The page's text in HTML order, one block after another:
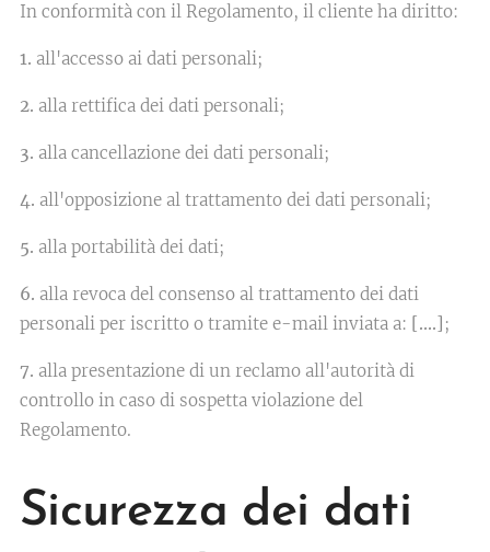
In conformità con il Regolamento, il cliente ha diritto:
1. all'accesso ai dati personali;
2. alla rettifica dei dati personali;
3. alla cancellazione dei dati personali;
4. all'opposizione al trattamento dei dati personali;
5. alla portabilità dei dati;
6. alla revoca del consenso al trattamento dei dati
personali per iscritto o tramite e-mail inviata a: [….] ;
7. alla presentazione di un reclamo all'autorità di
controllo in caso di sospetta violazione del
Regolamento.
Sicurezza dei dati